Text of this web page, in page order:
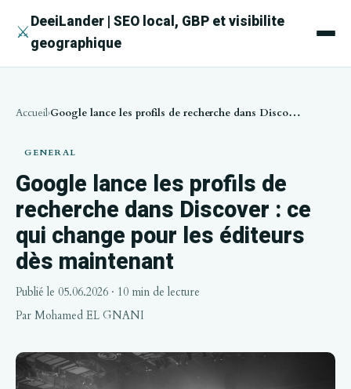
⚔DeeiLander | SEO local, GBP et visibilite
geographique
Accueil Google lance les profils de recherche dans Discover : ce qui change pour les éditeurs dès maintenant
GENERAL
Google lance les profils de
recherche dans Discover : ce
qui change pour les éditeurs
dès maintenant
Publié le 05.06.2026 · 10 min de lecture
Par Mohamed EL GNANI